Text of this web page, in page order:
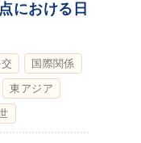
における日
国際関係
東アジア